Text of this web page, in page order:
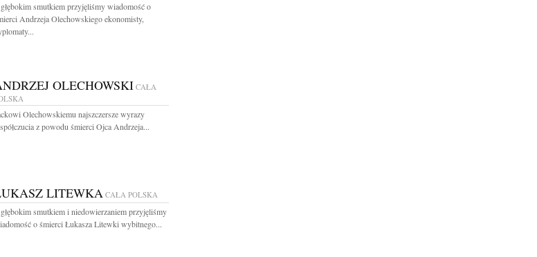
smutkiem przyjęliśmy wiadomość o
Andrzeja Olechowskiego ekonomisty,
OLECHOWSKICAŁA
Olechowskiemu najszczersze wyrazy
z powodu śmierci Ojca Andrzeja...
LITEWKACAŁA POLSKA
smutkiem i niedowierzaniem przyjęliśmy
o śmierci Łukasza Litewki wybitnego...